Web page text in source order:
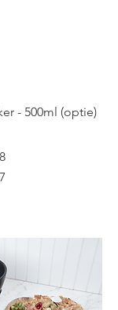
- 500ml (optie)